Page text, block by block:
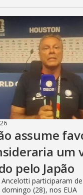
assume
um
pelo Japão
participaram
(28), nos EUA